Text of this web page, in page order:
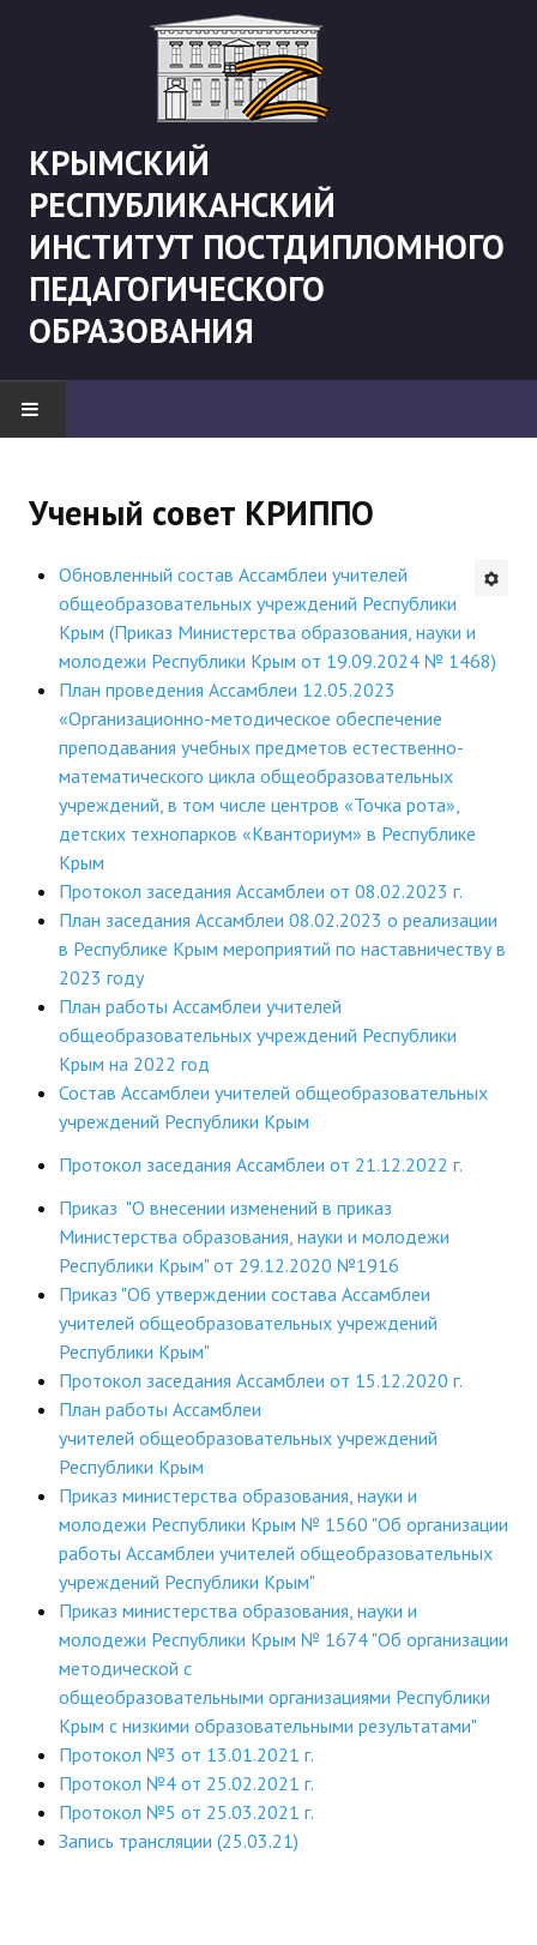
КРЫМСКИЙ
РЕСПУБЛИКАНСКИЙ
ИНСТИТУТ ПОСТДИПЛОМНОГО
ПЕДАГОГИЧЕСКОГО
ОБРАЗОВАНИЯ
"Боевая" русистика
Будни института
АНОНСЫ
ИНСТИТУТ
Противодействие коррупции
В ПОМОЩЬ УЧИТЕЛЮ
Организация УВП
ГИА
Карта ГИА РК
Советуем прочитать
Готовимся к новому учебному году 2026-2027
ДПО
Профессиональная переподготовка
Повышение квалификации
КОНТАКТЫ
Ученый совет КРИППО
Обновленный состав Ассамблеи учителей
общеобразовательных учреждений Республики
Крым (Приказ Министерства образования, науки и
молодежи Республики Крым от 19.09.2024 № 1468)
План проведения Ассамблеи 12.05.2023
«Организационно-методическое обеспечение
преподавания учебных предметов естественно-
математического цикла общеобразовательных
учреждений, в том числе центров «Точка рота»,
детских технопарков «Кванториум» в Республике
Крым
Протокол заседания Ассамблеи от 08.02.2023 г.
План заседания Ассамблеи 08.02.2023 о реализации
в Республике Крым мероприятий по наставничеству в
2023 году
План работы Ассамблеи учителей
общеобразовательных учреждений Республики
Крым на 2022 год
Состав Ассамблеи учителей общеобразовательных
учреждений Республики Крым
Протокол заседания Ассамблеи от 21.12.2022 г.
Приказ "О внесении изменений в приказ
Министерства образования, науки и молодежи
Республики Крым" от 29.12.2020 №1916
Приказ "Об утверждении состава Ассамблеи
учителей общеобразовательных учреждений
Республики Крым"
Протокол заседания Ассамблеи от 15.12.2020 г.
План работы Ассамблеи
учителей общеобразовательных учреждений
Республики Крым
Приказ министерства образования, науки и
молодежи Республики Крым № 1560 "Об организации
работы Ассамблеи учителей общеобразовательных
учреждений Республики Крым"
Приказ министерства образования, науки и
молодежи Республики Крым № 1674 "Об организации
методической с
общеобразовательными организациями Республики
Крым с низкими образовательными результатами"
Протокол №3 от 13.01.2021 г.
Протокол №4 от 25.02.2021 г.
Протокол №5 от 25.03.2021 г.
Запись трансляции (25.03.21)